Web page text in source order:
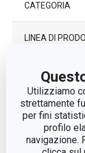
Utilizziamo
strettamente
per fini
profilo
navigazione.
CATEGORIA
LINEA DI
MATERIALE
TIPO
LAVAGGIO IN